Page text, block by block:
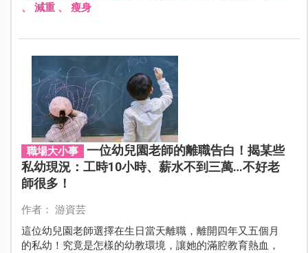
、 減重、 瘦身
職場大小事
一位幼兒園老師的離職告白！揭某些
私幼現況：工時10小時、薪水不到三萬…不好老
師很多！
作者： 游資芸
這位幼兒園老師選擇在生日當天離職，離開四年又五個月
的私幼！究竟是怎樣的幼教環境，讓她的滿腔教育熱血，